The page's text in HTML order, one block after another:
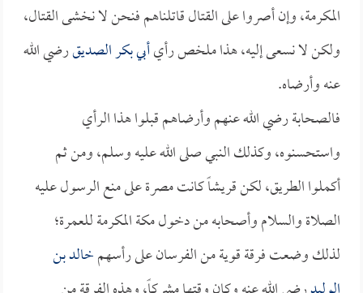
المكرمة، وإن أصروا على القتال قاتلناهم فنحن لا نخشى القتال،
ولكن لا نسعى إليه، هذا ملخص رأيأبي بكر الصديقرضي الله
عنه وأرضاه.
فالصحابة رضي الله عنهم وأرضاهم قبلوا هذا الرأي
واستحسنوه، وكذلك النبي صلى الله عليه وسلم، ومن ثم
أكملوا الطريق، لكن قريشاً كانت مصرة على منع الرسول عليه
الصلاة والسلام وأصحابه من دخول مكة المكرمة للعمرة؛
لذلك وضعت فرقة قوية من الفرسان على رأسهمخالد بن